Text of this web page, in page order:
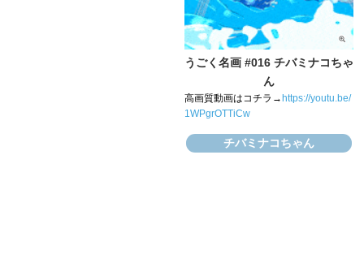
うごく名画 #016 チバミナコちゃ
ん
高画質動画はコチラ→ https://youtu.be/
1WPgrOTTiCw
チバミナコちゃん